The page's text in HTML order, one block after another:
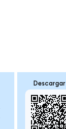
Descargar